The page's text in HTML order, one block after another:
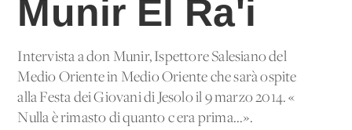
Munir El Ra'i
Intervista a don Munir, Ispettore Salesiano del
Medio Oriente in Medio Oriente che sarà ospite
alla Festa dei Giovani di Jesolo il 9 marzo 2014. «
Nulla è rimasto di quanto c'era prima...».